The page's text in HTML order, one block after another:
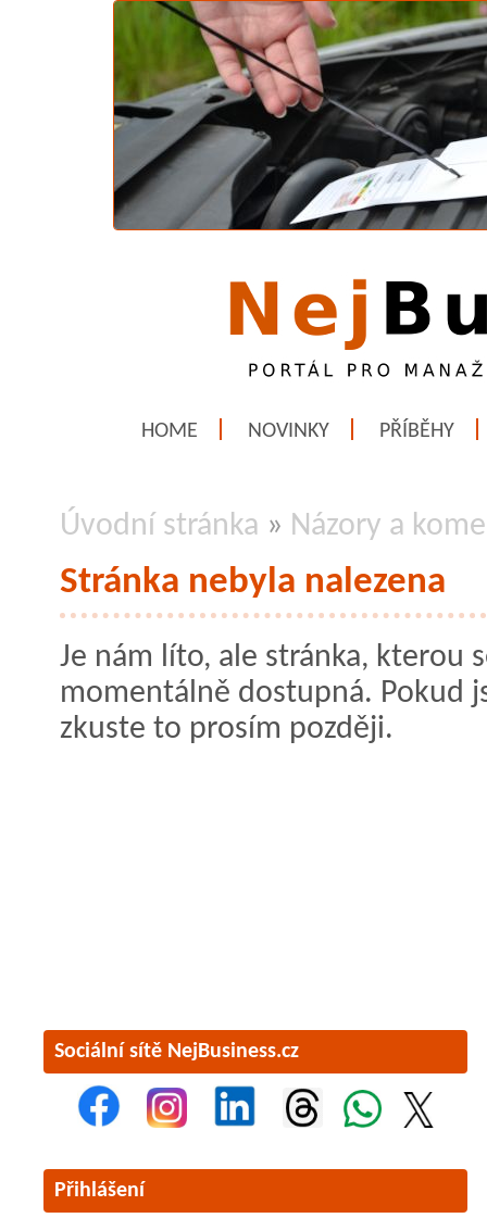
HOME NOVINKY PŘÍBĚHY
Úvodní stránka » Názory a
Stránka nebyla nalezena
Je nám líto, ale stránka, kterou
momentálně dostupná. Pokud
zkuste to prosím později.
Sociální sítě NejBusiness.cz
Přihlášení